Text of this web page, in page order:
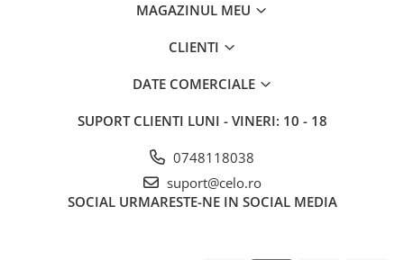
iPhone 11 Pro
iPhone XS
MAGAZINUL MEU
CLIENTI
DATE COMERCIALE
SUPORT CLIENTI LUNI - VINERI: 10 - 18
0748118038
suport@celo.ro
SOCIAL URMARESTE-NE IN SOCIAL MEDIA